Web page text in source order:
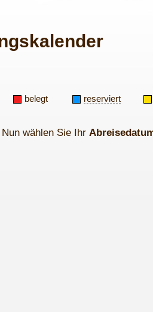
belegt reserviert
wählen Sie Ihr